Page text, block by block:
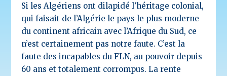
Si les Algériens ont dilapidé l’héritage colonial,
qui faisait de l’Algérie le pays le plus moderne
du continent africain avec l’Afrique du Sud, ce
n’est certainement pas notre faute. C’est la
faute des incapables du FLN, au pouvoir depuis
60 ans et totalement corrompus. La rente